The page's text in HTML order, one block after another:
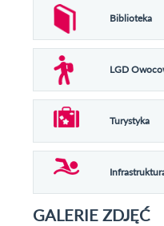
Biblioteka
LGD
Turystyka
GALERIE ZDJĘĆ